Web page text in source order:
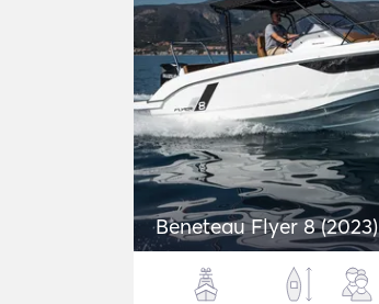
Beneteau Flyer 8 (2023)